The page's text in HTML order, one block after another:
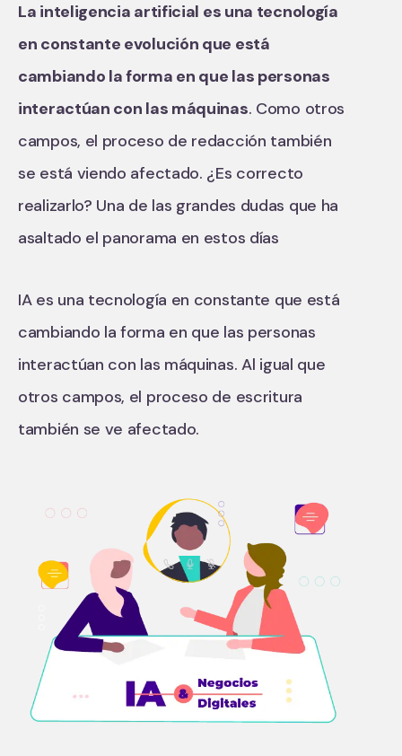
La inteligencia artificial es una tecnología
en constante evolución que está
cambiando la forma en que las personas
interactúan con las máquinas. Como otros
campos, el proceso de redacción también
se está viendo afectado. ¿Es correcto
realizarlo? Una de las grandes dudas que ha
asaltado el panorama en estos días
IA es una tecnología en constante que está
cambiando la forma en que las personas
interactúan con las máquinas. Al igual que
otros campos, el proceso de escritura
también se ve afectado.